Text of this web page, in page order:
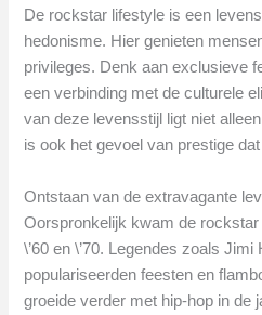
De rockstar lifestyle is een
hedonisme. Hier genieten
privileges. Denk aan exclusieve
een verbinding met de culturele
van deze levensstijl ligt niet
is ook het gevoel van prestige
Ontstaan van de extravagante
Oorspronkelijk kwam de
\’60 en \’70. Legendes zoals
populariseerden feesten en
groeide verder met hip-hop in de